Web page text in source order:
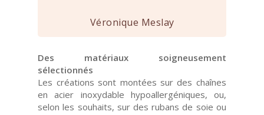
Véronique Meslay
Des matériaux soigneusement
sélectionnés
Les créations sont montées sur des chaînes
en acier inoxydable hypoallergéniques, ou,
selon les souhaits, sur des rubans de soie ou